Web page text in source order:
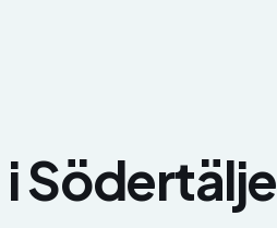
iSödertälje